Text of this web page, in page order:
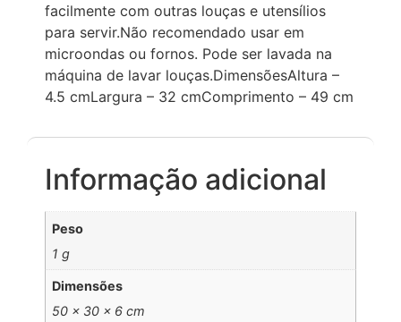
facilmente com outras louças e utensílios
para servir.Não recomendado usar em
microondas ou fornos. Pode ser lavada na
máquina de lavar louças.DimensõesAltura –
4.5 cmLargura – 32 cmComprimento – 49 cm
Informação adicional
Peso
1 g
Dimensões
50 × 30 × 6 cm